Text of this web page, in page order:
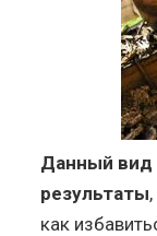
Данный вид
результаты
как